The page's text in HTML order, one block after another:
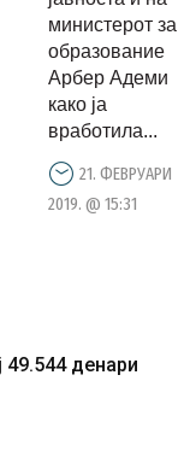
за
заменик
на
училиште
министерот за
образование
Арбер Адеми
како ја
вработила...
21. ФЕВРУАРИ
2019. @ 15:31
49.544 денари